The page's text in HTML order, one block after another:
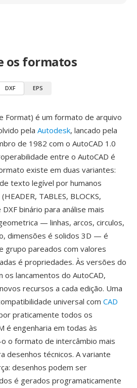
os formatos
DXF EPS
Format) é um formato de arquivo
pela Autodesk, lancado pela
de 1982 com o AutoCAD 1.0
entre o AutoCAD é
existe em duas variantes:
texto legível por humanos
TABLES, BLOCKS,
DXF binário para análise mais
— linhas, arcos, circulos,
dimensões é solidos 3D — é
grupo pareados com valores
é propriedades. Às versões do
os lancamentos do AutoCAD,
recursos a cada edição. Uma
universal com CAD
praticamente todos os
é engenharia em todas às
o formato de intercâmbio mais
desenhos técnicos. A variante
desenhos podem ser
é gerados programaticamente